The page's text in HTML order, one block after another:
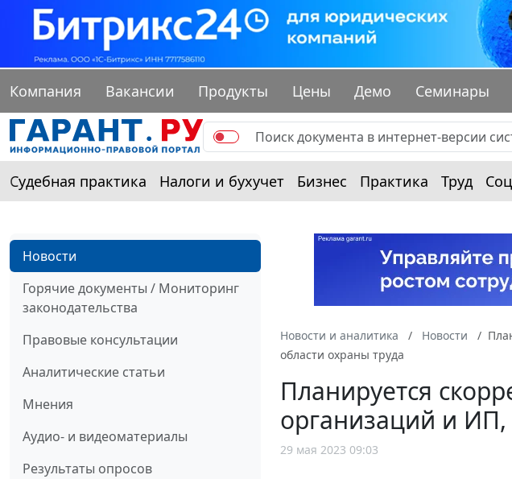
Компания Вакансии Продукты Цены Демо Семинары
Судебная практика Налоги и бухучет Бизнес Практика Труд
Новости
Горячие документы / Мониторинг
законодательства
Правовые консультации
Аналитические статьи
Мнения
Аудио- и видеоматериалы
Результаты опросов
Новости и аналитика Новости
области охраны труда
Планируется
организаций и ИП,
29 мая 2023 09:03